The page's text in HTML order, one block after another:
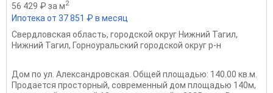
56 429 ₽ за м2
Ипотека от 37 851 ₽ в месяц
Свердловская область, городской округ Нижний Тагил,
Нижний Тагил, Горноуральский городской округ р-н
Дом по ул. Александровская. Общей площадью: 140.00 кв.м.
Продается просторный, современный дом площадью 140м,